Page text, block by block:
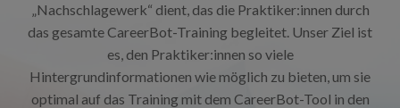
„Nachschlagewerk“ dient, das die Praktiker:innen durch
das gesamte CareerBot-Training begleitet. Unser Ziel ist
es, den Praktiker:innen so viele
Hintergrundinformationen wie möglich zu bieten, um sie
optimal auf das Training mit dem CareerBot-Tool in den